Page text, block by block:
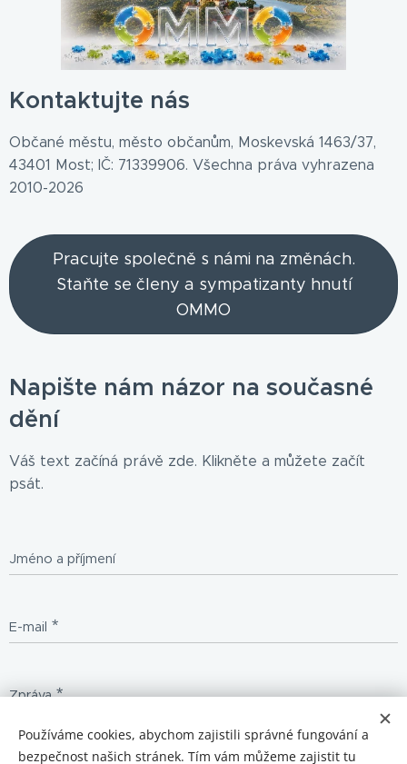
Kontaktujte nás
Občané městu, město občanům, Moskevská 1463/37,
43401 Most; IČ: 71339906. Všechna práva vyhrazena
2010-2026
Pracujte společně s námi na změnách.
Staňte se členy a sympatizanty hnutí
OMMO
Napište nám názor na současné
dění
Váš text začíná právě zde. Klikněte a můžete začít
psát.
Jméno a příjmení
E-mail
Zpráva
Používáme cookies, abychom zajistili správné fungování a
bezpečnost našich stránek. Tím vám můžeme zajistit tu